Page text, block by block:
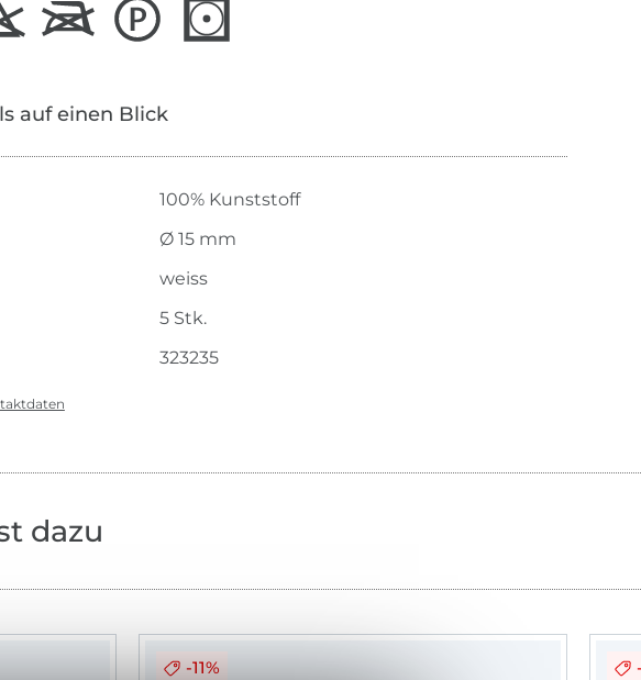
auf einen Blick
100% Kunststoff
Ø 15 mm
weiss
5 Stk.
323235
dazu
-11%